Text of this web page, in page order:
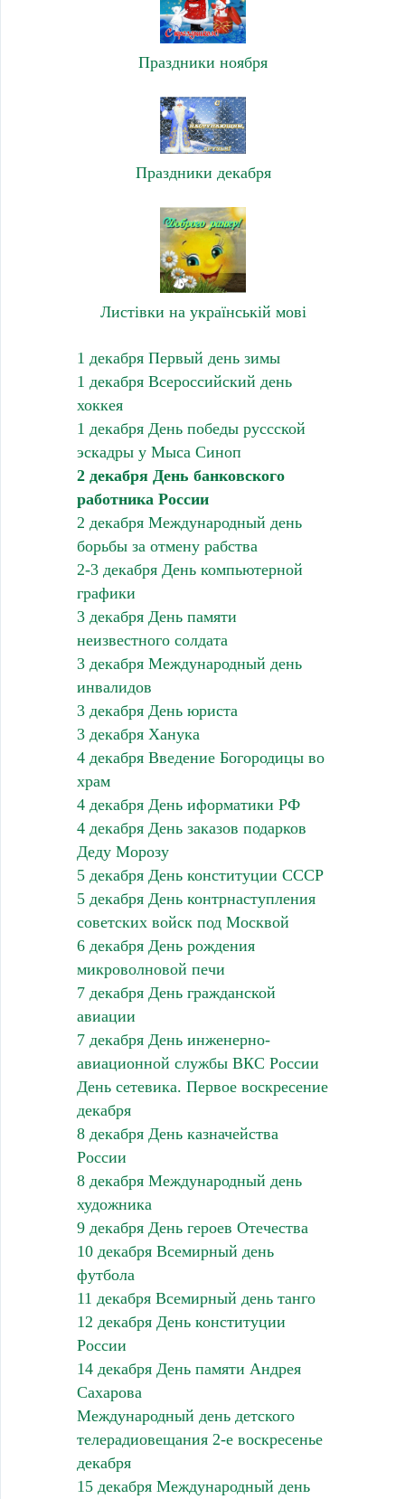
Праздники ноября
Праздники декабря
Листівки на українській мові
1 декабря Первый день зимы
1 декабря Всероссийский день
хоккея
1 декабря День победы руссской
эскадры у Мыса Синоп
2 декабря День банковского
работника России
2 декабря Международный день
борьбы за отмену рабства
2-3 декабря День компьютерной
графики
3 декабря День памяти
неизвестного солдата
3 декабря Международный день
инвалидов
3 декабря День юриста
3 декабря Ханука
4 декабря Введение Богородицы во
храм
4 декабря День иформатики РФ
4 декабря День заказов подарков
Деду Морозу
5 декабря День конституции СССР
5 декабря День контрнаступления
советских войск под Москвой
6 декабря День рождения
микроволновой печи
7 декабря День гражданской
авиации
7 декабря День инженерно-
авиационной службы ВКС России
День сетевика. Первое воскресение
декабря
8 декабря День казначейства
России
8 декабря Международный день
художника
9 декабря День героев Отечества
10 декабря Всемирный день
футбола
11 декабря Всемирный день танго
12 декабря День конституции
России
14 декабря День памяти Андрея
Сахарова
Международный день детского
телерадиовещания 2-е воскресенье
декабря
15 декабря Международный день